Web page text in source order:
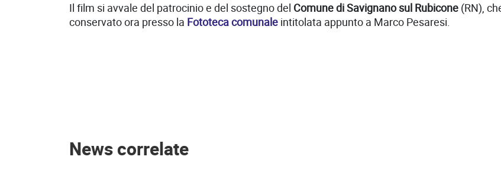
Il film si avvale del patrocinio e del sostegno del Comune di Savignano sul Rubicone (RN),
conservato ora presso la Fototeca comunale intitolata appunto a Marco Pesaresi.
News correlate